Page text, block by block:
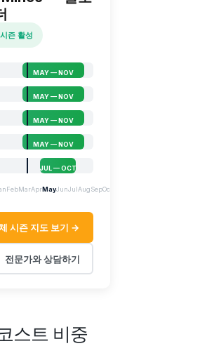
즌 활성
MAY — NOV
MAY — NOV
MAY — NOV
MAY — NOV
JUL — OCT
FebMarAprMayJunJulAugSepOct
시즌 지도 보기 →
전문가와 상담하기
스트 비중